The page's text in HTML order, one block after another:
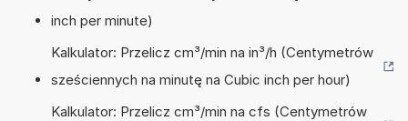
inch per minute)
Kalkulator: Przelicz cm³/min na in³/h (Centymetrów
sześciennych na minutę na Cubic inch per hour)
Kalkulator: Przelicz cm³/min na cfs (Centymetrów